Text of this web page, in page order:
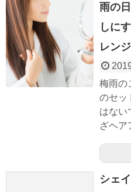
雨の
しに
レンジ
梅雨の
のセッ
はない
ざヘア
シェ